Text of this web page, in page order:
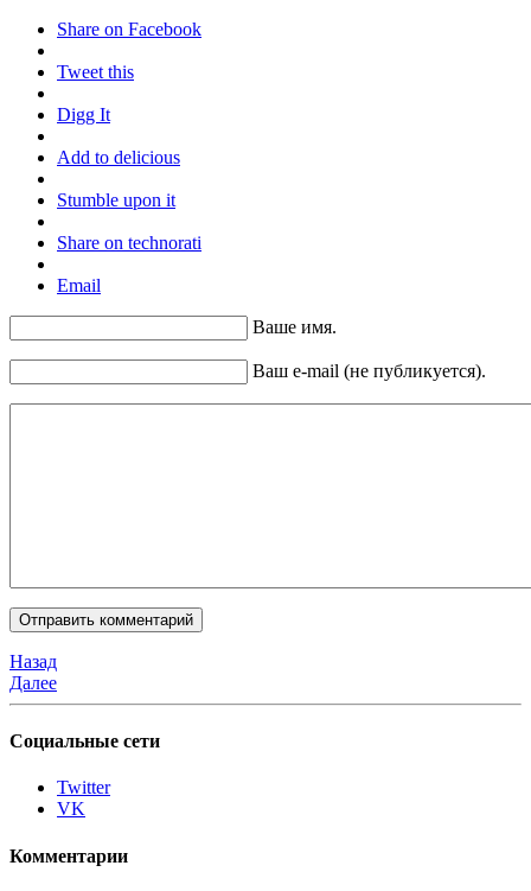
Share on Facebook
Tweet this
Digg It
Add to delicious
Stumble upon it
Share on technorati
Email
Ваше имя.
Ваш e-mail (не публикуется).
Назад
Далее
Социальные сети
Twitter
VK
Комментарии